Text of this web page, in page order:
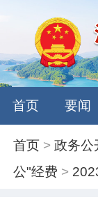
首页 要闻
首页 >政务公
公"经费 >